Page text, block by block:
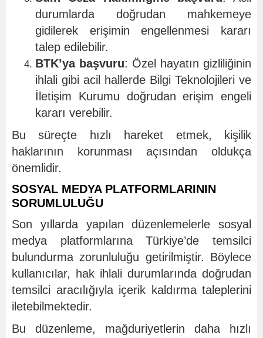
durumlarda doğrudan mahkemeye
gidilerek erişimin engellenmesi kararı
talep edilebilir.
BTK’ya başvuru: Özel hayatın gizliliğinin
ihlali gibi acil hallerde Bilgi Teknolojileri ve
İletişim Kurumu doğrudan erişim engeli
kararı verebilir.
Bu süreçte hızlı hareket etmek, kişilik
haklarının korunması açısından oldukça
önemlidir.
SOSYAL MEDYA PLATFORMLARININ
SORUMLULUĞU
Son yıllarda yapılan düzenlemelerle sosyal
medya platformlarına Türkiye’de temsilci
bulundurma zorunluluğu getirilmiştir. Böylece
kullanıcılar, hak ihlali durumlarında doğrudan
temsilci aracılığıyla içerik kaldırma taleplerini
iletebilmektedir.
Bu düzenleme, mağduriyetlerin daha hızlı